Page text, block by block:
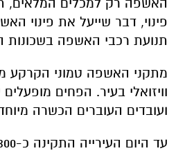
פינוי, דבר שייעל את פינוי
תנועת רכבי האשפה בשכונות
מתקני האשפה טמוני הקרקע
וויזואלי בעיר. הפחים
ועובדים העוברים הכשרה